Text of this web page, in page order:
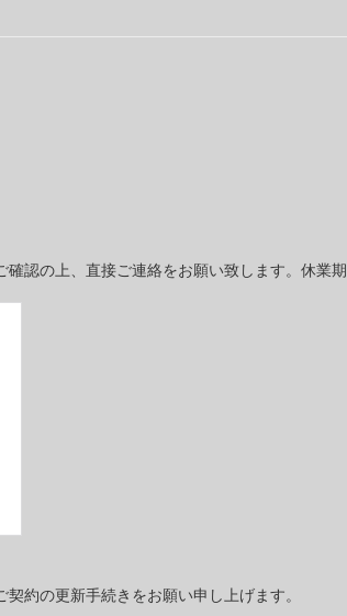
認の上、直接ご連絡をお願い致します。休業
約の更新手続きをお願い申し上げます。